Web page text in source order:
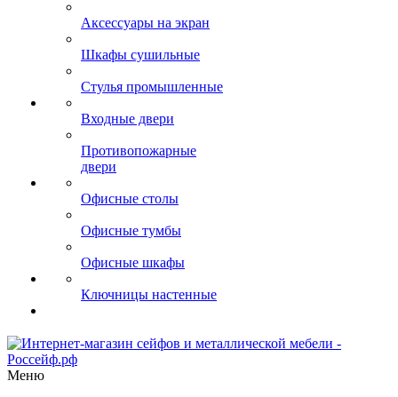
Аксессуары на экран
Шкафы сушильные
Стулья промышленные
Входные двери
Противопожарные
двери
Офисные столы
Офисные тумбы
Офисные шкафы
Ключницы настенные
Меню